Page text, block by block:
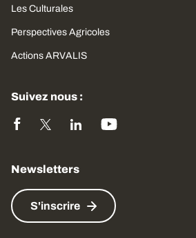
Les Culturales
Perspectives Agricoles
Actions ARVALIS
Suivez nous :
Newsletters
S'inscrire